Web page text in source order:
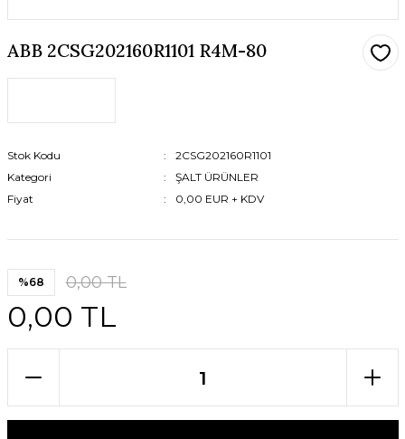
ABB 2CSG202160R1101 R4M-80
Stok Kodu
2CSG202160R1101
Kategori
ŞALT ÜRÜNLER
Fiyat
0,00 EUR + KDV
%68 0,00 TL
0,00 TL